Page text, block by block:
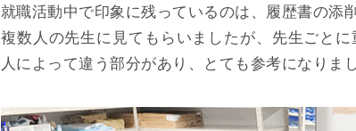
就職活動中で印象に残っているのは、履歴書の添
複数人の先生に見てもらいましたが、先生ごと
人によって違う部分があり、とても参考になりまし